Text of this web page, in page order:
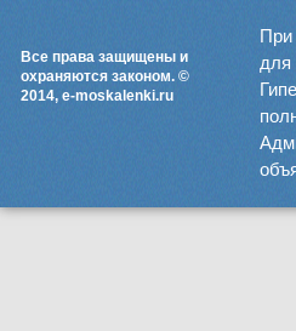
Все права защищены и
охраняются законом. ©
2014, e-moskalenki.ru
При
для